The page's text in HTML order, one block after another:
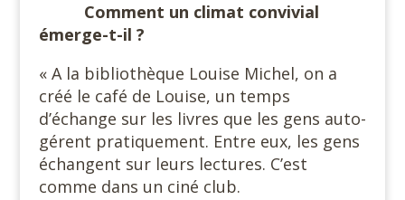
Comment un climat convivial
émerge-t-il ?
« A la bibliothèque Louise Michel, on a
créé le café de Louise, un temps
d’échange sur les livres que les gens auto-
gérent pratiquement. Entre eux, les gens
échangent sur leurs lectures. C’est
comme dans un ciné club.